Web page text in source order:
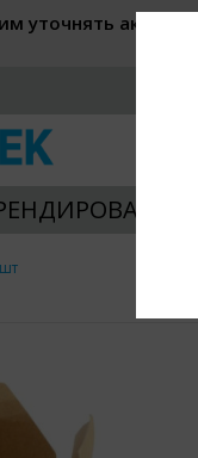
уточнять